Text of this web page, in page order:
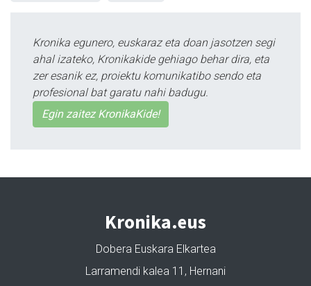
Kronika egunero, euskaraz eta doan jasotzen segi
ahal izateko, Kronikakide gehiago behar dira, eta
zer esanik ez, proiektu komunikatibo sendo eta
profesional bat garatu nahi badugu.
Egin zaitez KronikaKide!
Kronika.eus
Dobera Euskara Elkartea
Larramendi kalea 11, Hernani